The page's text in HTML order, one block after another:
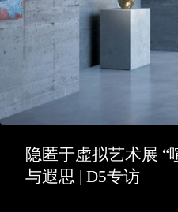
隐匿于虚拟艺术展 “
与遐思 | D5专访